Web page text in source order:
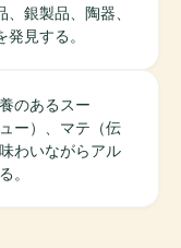
銀製品、陶器、
見する。
のあるスー
ー）、マテ（伝
わいながらアル
。